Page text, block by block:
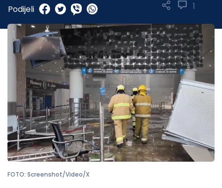
1
Podijeli
FOTO: Screenshot/Video/X